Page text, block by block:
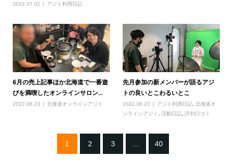
2022.07.02 アジト利用日記
6月の売上記事ほか北海道で一番遊
びを満喫したオンラインサロン...
2022.06.23 北海道オンラインアジト
先月参加の新メンバーが語るアジ
トの良いとこわるいとこ
2022.06.22 アジト利用日記 ,北海道オ
ンラインアジト
,活動日記 ,評判口コミ
1 2 3 40